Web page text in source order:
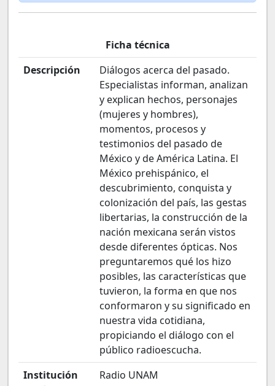
Ficha técnica
Descripción
Diálogos acerca del pasado.
Especialistas informan, analizan
y explican hechos, personajes
(mujeres y hombres),
momentos, procesos y
testimonios del pasado de
México y de América Latina. El
México prehispánico, el
descubrimiento, conquista y
colonización del país, las gestas
libertarias, la construcción de la
nación mexicana serán vistos
desde diferentes ópticas. Nos
preguntaremos qué los hizo
posibles, las características que
tuvieron, la forma en que nos
conformaron y su significado en
nuestra vida cotidiana,
propiciando el diálogo con el
público radioescucha.
Institución
Radio UNAM